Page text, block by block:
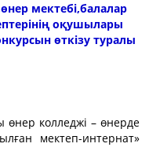
мектебі,балалар
оқушылары
өткізу туралы
өнер колледжі – өнерде
мектеп-интернат»